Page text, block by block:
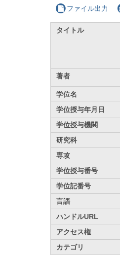
ファイル出力
タイトル
著者
学位名
学位授与年月日
学位授与機関
研究科
専攻
学位授与番号
学位記番号
言語
ハンドルURL
アクセス権
カテゴリ